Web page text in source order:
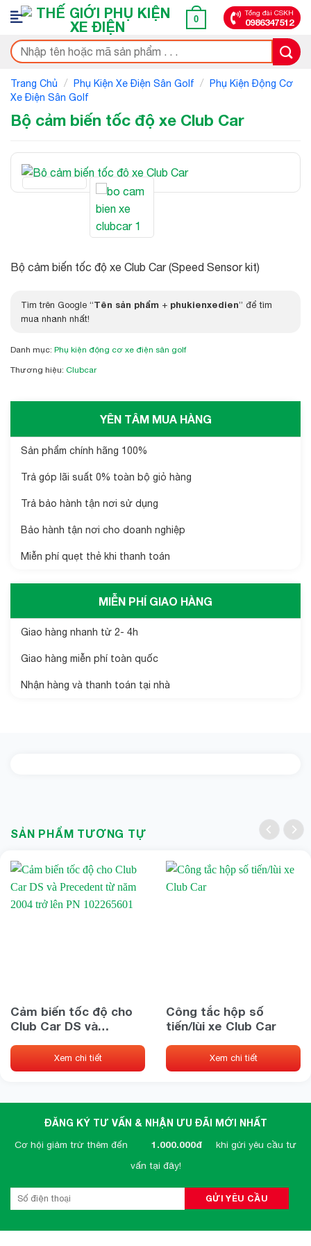
Bỏ
qua
nội
dung
0
Tổng đài CSKH
0986347512
Tìm
kiếm:
Trang Chủ / Phụ Kiện Xe Điện Sân Golf /
Phụ Kiện Động Cơ
Xe Điện Sân Golf
Bộ cảm biến tốc độ xe Club Car
Bộ cảm biến tốc độ xe Club Car (Speed Sensor kit)
Tìm trên Google “Tên sản phẩm + phukienxedien” để tìm
mua nhanh nhất!
Danh mục: Phụ kiện động cơ xe điện sân golf
Thương hiệu: Clubcar
YÊN TÂM MUA HÀNG
Sản phẩm chính hãng 100%
Trả góp lãi suất 0% toàn bộ giỏ hàng
Trả bảo hành tận nơi sử dụng
Bảo hành tận nơi cho doanh nghiệp
Miễn phí quẹt thẻ khi thanh toán
MIỄN PHÍ GIAO HÀNG
Giao hàng nhanh từ 2- 4h
Giao hàng miễn phí toàn quốc
Nhận hàng và thanh toán tại nhà
SẢN PHẨM TƯƠNG TỰ
Cảm biến tốc độ cho
Club Car DS và
2004 trở lên PN
102265601
Xem chi tiết
Công tắc hộp số
tiến/lùi xe Club Car
Xem chi tiết
ĐĂNG KÝ TƯ VẤN & NHẬN ƯU ĐÃI MỚI NHẤT
Cơ hội giảm trừ thêm đến 1.000.000đ
khi gửi yêu cầu tư
vấn tại đây!